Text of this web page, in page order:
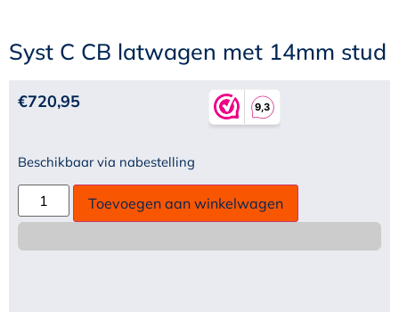
Syst C CB latwagen met 14mm stud
€720,95
Beschikbaar via nabestelling
Toevoegen aan winkelwagen